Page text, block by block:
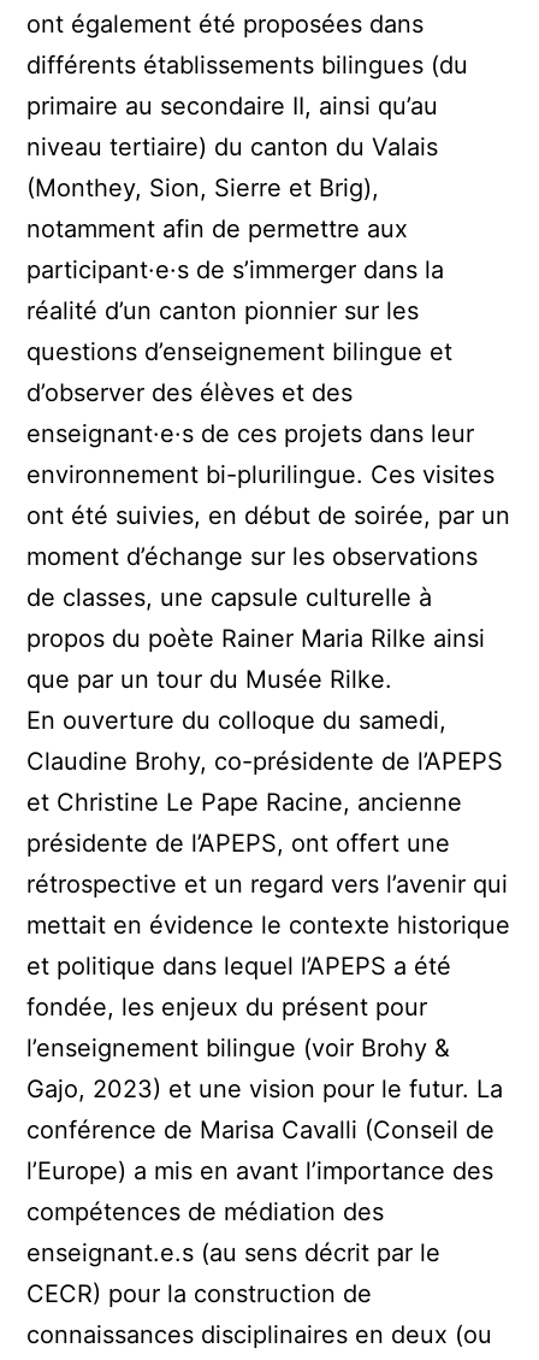
ont également été proposées dans
différents établissements bilingues (du
primaire au secondaire II, ainsi qu’au
niveau tertiaire) du canton du Valais
(Monthey, Sion, Sierre et Brig),
notamment afin de permettre aux
participant·e·s de s’immerger dans la
réalité d’un canton pionnier sur les
questions d’enseignement bilingue et
d’observer des élèves et des
enseignant·e·s de ces projets dans leur
environnement bi-plurilingue. Ces visites
ont été suivies, en début de soirée, par un
moment d’échange sur les observations
de classes, une capsule culturelle à
propos du poète Rainer Maria Rilke ainsi
que par un tour du Musée Rilke.
En ouverture du colloque du samedi,
Claudine Brohy, co-présidente de l’APEPS
et Christine Le Pape Racine, ancienne
présidente de l’APEPS, ont offert une
rétrospective et un regard vers l’avenir qui
mettait en évidence le contexte historique
et politique dans lequel l’APEPS a été
fondée, les enjeux du présent pour
l’enseignement bilingue (voir Brohy &
Gajo, 2023) et une vision pour le futur. La
conférence de Marisa Cavalli (Conseil de
l’Europe) a mis en avant l’importance des
compétences de médiation des
enseignant.e.s (au sens décrit par le
CECR) pour la construction de
connaissances disciplinaires en deux (ou